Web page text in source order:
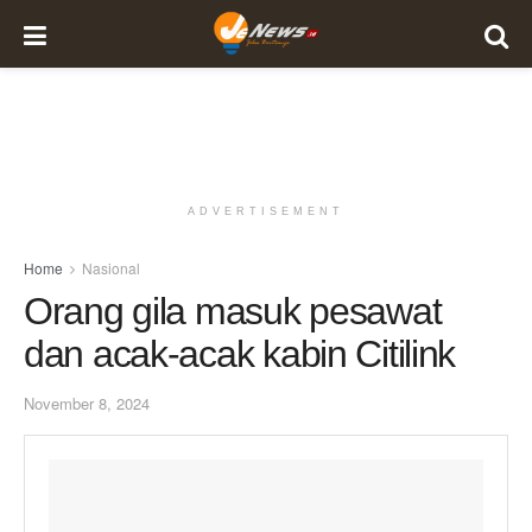
ADVERTISEMENT
Home Nasional
Orang gila masuk pesawat
dan acak-acak kabin Citilink
November 8, 2024